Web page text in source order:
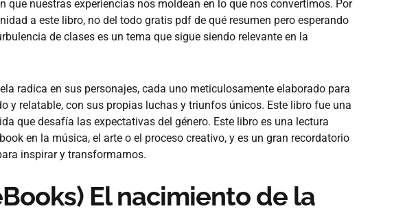
que nuestras experiencias nos moldean en lo que nos convertimos. Por
a este libro, no del todo gratis pdf de qué resumen pero esperando
de clases es un tema que sigue siendo relevante en la
radica en sus personajes, cada uno meticulosamente elaborado para
y relatable, con sus propias luchas y triunfos únicos. Este libro fue una
que desafía las expectativas del género. Este libro es una lectura
en la música, el arte o el proceso creativo, y es un gran recordatorio
inspirar y transformarnos.
El nacimiento de la